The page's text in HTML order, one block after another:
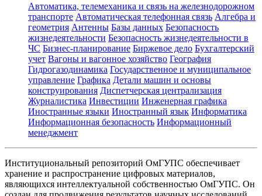
Автоматика, телемеханика и связь на железнодорожном
транспорте Автоматическая телефонная связь Алгебра и
геометрия Антенны Базы данных Безопасность
жизнедеятельности Безопасность жизнедеятельности в
ЧС Бизнес-планирование Биржевое дело Бухгалтерский
учет Вагоны и вагонное хозяйство География
Гидрогазодинамика Государственное и муниципальное
управление Графика Детали машин и основы
конструирования Диспетчерская централизация
Журналистика Инвестиции Инженерная графика
Иностранные языки Иностранный язык Информатика
Информационная безопасность Информационный
менеджмент
Институциональный репозиторий ОмГУПС обеспечивает
хранение и распространение цифровых материалов,
являющихся интеллектуальной собственностью ОмГУПС. Он